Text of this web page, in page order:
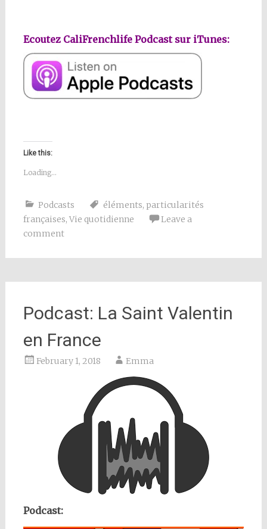
Ecoutez CaliFrenchlife Podcast sur iTunes:
Like this:
Loading...
Podcasts éléments, particularités
françaises, Vie quotidienne
Leave a
comment
Podcast: La Saint Valentin
en France
February 1, 2018 Emma
Podcast: